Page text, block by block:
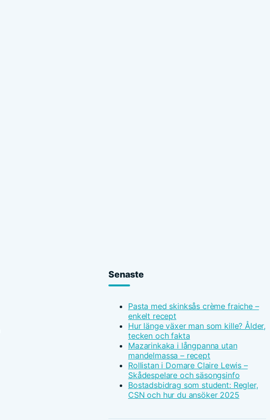
Senaste
Pasta med skinksås crème fraiche –
enkelt recept
Hur länge växer man som kille? Ålder,
tecken och fakta
Mazarinkaka i långpanna utan
mandelmassa – recept
Rollistan i Domare Claire Lewis –
Skådespelare och säsongsinfo
Bostadsbidrag som student: Regler,
CSN och hur du ansöker 2025